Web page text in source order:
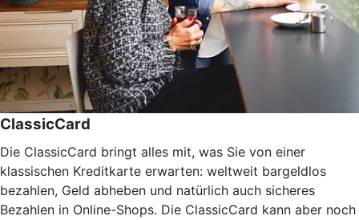
ClassicCard
Die ClassicCard bringt alles mit, was Sie von einer
klassischen Kreditkarte erwarten: weltweit bargeldlos
bezahlen, Geld abheben und natürlich auch sicheres
Bezahlen in Online-Shops. Die ClassicCard kann aber noch